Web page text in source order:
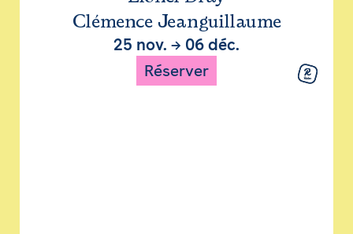
Clémence Jeanguillaume
25 nov. → 06 déc.
Réserver